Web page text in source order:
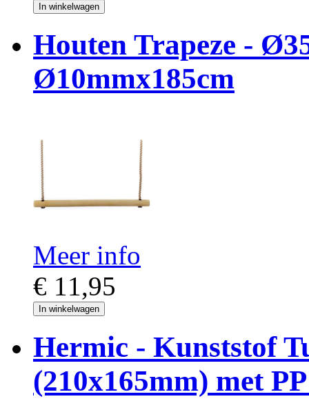
In winkelwagen
Houten Trapeze -
Ø10mmx185cm
Meer info
€ 11,95
In winkelwagen
Hermic - Kunststof
(210x165mm) met